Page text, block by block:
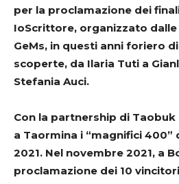
per la proclamazione dei
IoScrittore, organizzato
GeMs, in questi anni foriero
scoperte, da Ilaria Tuti a
Stefania Auci.
Con la partnership di
a Taormina i “magnifici 400”
2021. Nel novembre 2021, a
proclamazione dei 10